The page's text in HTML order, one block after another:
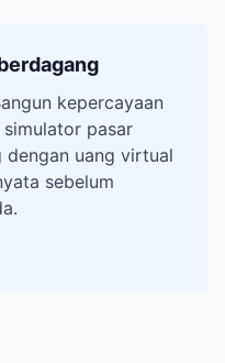
kepercayaan
pasar
uang virtual
sebelum